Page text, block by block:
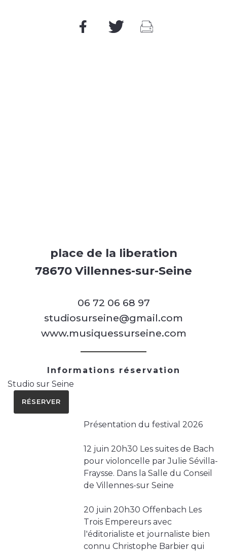
place de la liberation
78670 Villennes-sur-Seine
06 72 06 68 97
studiosurseine@gmail.com
www.musiquessurseine.com
Informations réservation
Studio sur Seine
RÉSERVER
Présentation du festival 2026
12 juin 20h30 Les suites de Bach
pour violoncelle par Julie Sévilla-
Fraysse. Dans la Salle du Conseil
de Villennes-sur Seine
20 juin 20h30 Offenbach Les
Trois Empereurs avec
l'éditorialiste et journaliste bien
connu Christophe Barbier qui